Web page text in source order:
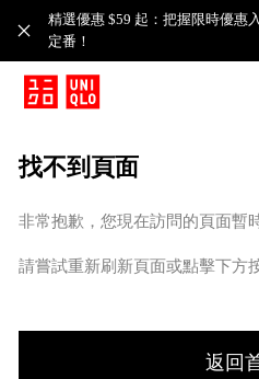
精選優惠 $59 起：把握限時優惠
定番！​
找不到頁面
非常抱歉，您現在訪問的頁面暫
請嘗試重新刷新頁面或點擊下方
返回